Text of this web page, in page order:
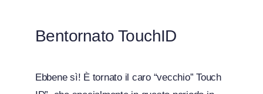
Bentornato TouchID
Ebbene sì! È tornato il caro “vecchio” Touch